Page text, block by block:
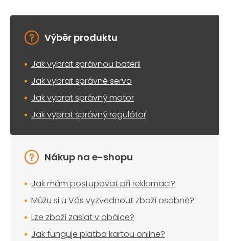
Výběr produktu
Jak vybrat správnou baterii
Jak vybrat správné servo
Jak vybrat správný motor
Jak vybrat správný regulátor
Nákup na e-shopu
Jak mám postupovat při reklamaci?
Můžu si u Vás vyzvednout zboží osobně?
Lze zboží zaslat v obálce?
Jak funguje platba kartou online?